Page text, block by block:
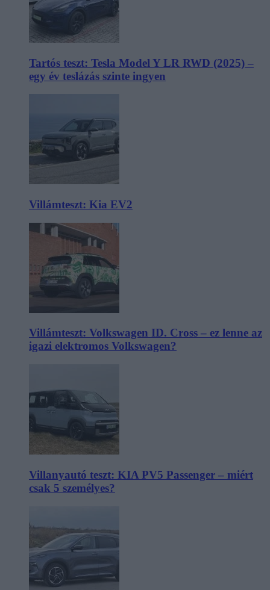
Tartós teszt: Tesla Model Y LR RWD (2025) –
egy év teslázás szinte ingyen
Villámteszt: Kia EV2
Villámteszt: Volkswagen ID. Cross – ez lenne az
igazi elektromos Volkswagen?
Villanyautó teszt: KIA PV5 Passenger – miért
csak 5 személyes?